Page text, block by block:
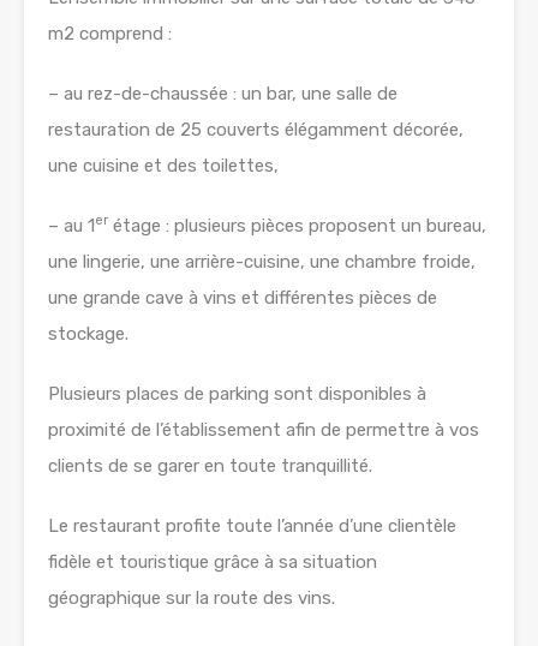
m2 comprend :
– au rez-de-chaussée : un bar, une salle de
restauration de 25 couverts élégamment décorée,
une cuisine et des toilettes,
– au 1er étage : plusieurs pièces proposent un bureau,
une lingerie, une arrière-cuisine, une chambre froide,
une grande cave à vins et différentes pièces de
stockage.
Plusieurs places de parking sont disponibles à
proximité de l’établissement afin de permettre à vos
clients de se garer en toute tranquillité.
Le restaurant profite toute l’année d’une clientèle
fidèle et touristique grâce à sa situation
géographique sur la route des vins.